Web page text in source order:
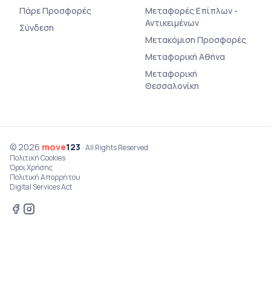
Πάρε Προσφορές
Σύνδεση
Μεταφορές Επίπλων -
Αντικειμένων
Μετακόμιση Προσφορές
Μεταφορική Αθήνα
Μεταφορική
Θεσσαλονίκη
© 2026 move123 · All Rights Reserved
Πολιτική Cookies
Όροι Χρήσης
Πολιτική Απορρήτου
Digital Services Act